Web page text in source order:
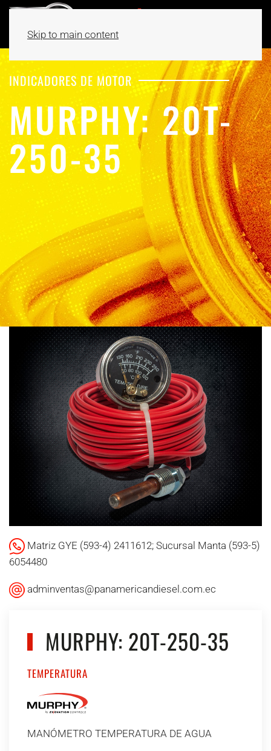
Skip to main content
INDICADORES DE MOTOR
MURPHY: 20T-
250-35
Matriz GYE (593-4) 2411612; Sucursal Manta (593-5)
6054480
adminventas@panamericandiesel.com.ec
MURPHY: 20T-250-35
TEMPERATURA
MANÓMETRO TEMPERATURA DE AGUA